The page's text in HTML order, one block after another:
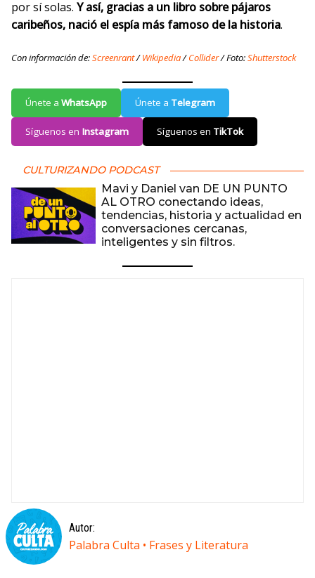
por sí solas. Y así, gracias a un libro sobre pájaros
caribeños, nació el espía más famoso de la historia.
Con información de:Screenrant/Wikipedia/Collider/ Foto:Shutterstock
Únete a WhatsApp Únete a Telegram
Síguenos en Instagram Síguenos en TikTok
CULTURIZANDO PODCAST
Mavi y Daniel van DE UN PUNTO
AL OTRO conectando ideas,
tendencias, historia y actualidad en
conversaciones cercanas,
inteligentes y sin filtros.
Autor:
Palabra Culta • Frases y Literatura